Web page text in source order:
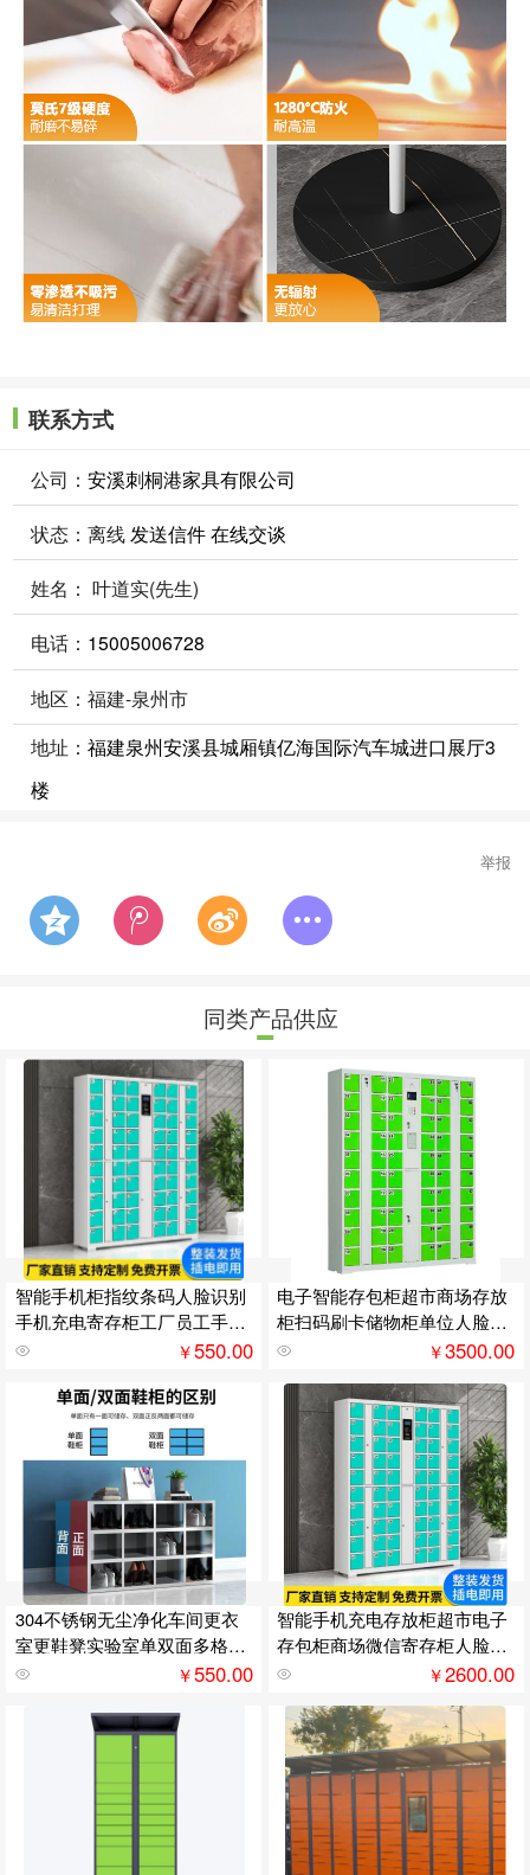
联系方式
公司：安溪刺桐港家具有限公司
状态：离线 发送信件在线交谈
姓名： 叶道实(先生)
电话： 15005006728
地区：福建-泉州市
地址：福建泉州安溪县城厢镇亿海国际汽车城进口展厅3
楼
举报
同类产品供应
智能手机柜指纹条码人脸识别
手机充电寄存柜工厂员工手机
存放柜
￥550.00
电子智能存包柜超市商场存放
柜扫码刷卡储物柜单位人脸识
别寄存柜
￥3500.00
304不锈钢无尘净化车间更衣
室更鞋凳实验室单双面多格换
鞋柜
￥550.00
智能手机充电存放柜超市电子
存包柜商场微信寄存柜人脸识
别指纹柜
￥2600.00